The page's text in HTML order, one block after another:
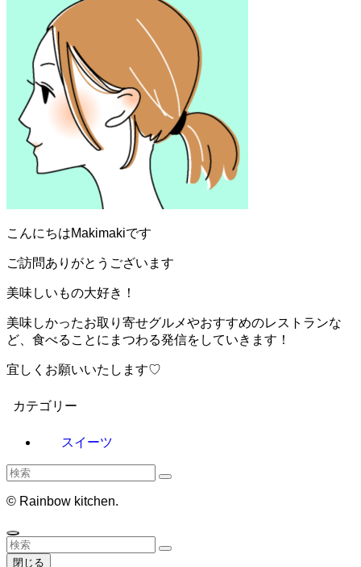
こんにちはMakimakiです
ご訪問ありがとうございます
美味しいもの大好き！
美味しかったお取り寄せグルメやおすすめのレストランな
ど、食べることにまつわる発信をしていきます！
宜しくお願いいたします♡
カテゴリー
スイーツ
© Rainbow kitchen.
閉じる